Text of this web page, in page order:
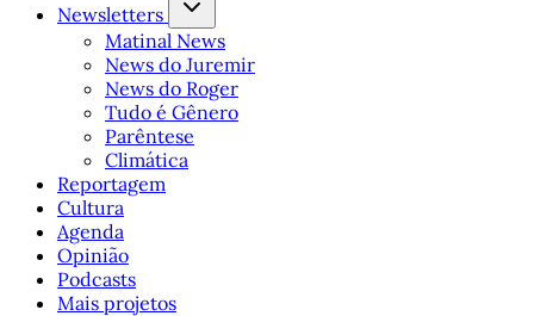
Newsletters
Matinal News
News do Juremir
News do Roger
Tudo é Gênero
Parêntese
Climática
Reportagem
Cultura
Agenda
Opinião
Podcasts
Mais projetos